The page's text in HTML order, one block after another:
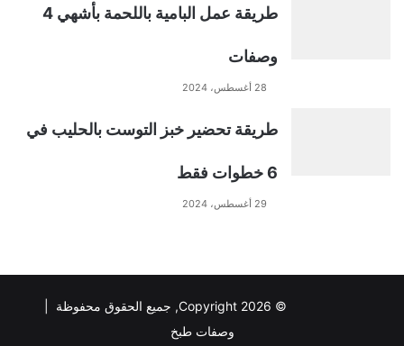
طريقة عمل البامية باللحمة بأشهي 4
وصفات
28 أغسطس، 2024
طريقة تحضير خبز التوست بالحليب في
6 خطوات فقط
29 أغسطس، 2024
© Copyright 2026, جميع الحقوق محفوظة |
وصفات طبخ